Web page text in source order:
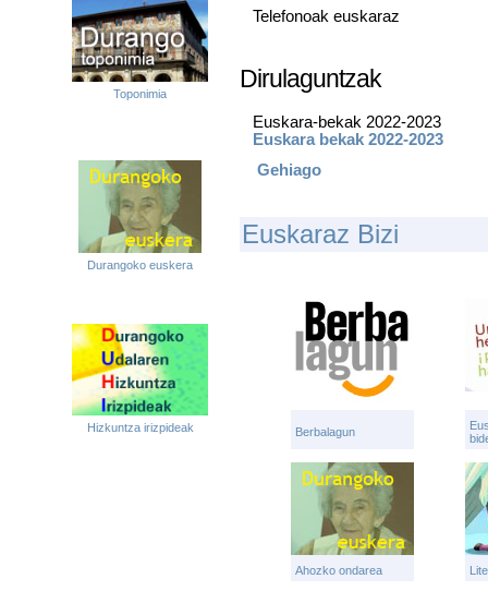
Toponimia
Durangoko euskera
Hizkuntza irizpideak
Telefonoak euskaraz
Dirulaguntzak
Euskara-bekak 2022-2023
Euskara bekak 2022-2023
Gehiago
Euskaraz Bizi
Berbalagun
Ahozko ondarea